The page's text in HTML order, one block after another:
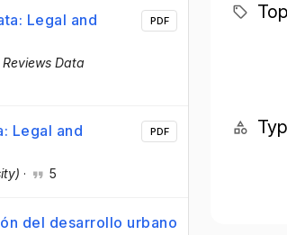
Legal and
Data
PDF
Legal and
· 5
PDF
del desarrollo urbano